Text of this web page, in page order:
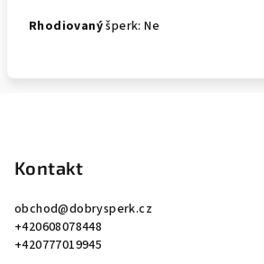
Rhodiovanýšperk: Ne
Kontakt
obchod@dobrysperk.cz
+420608078448
+420777019945